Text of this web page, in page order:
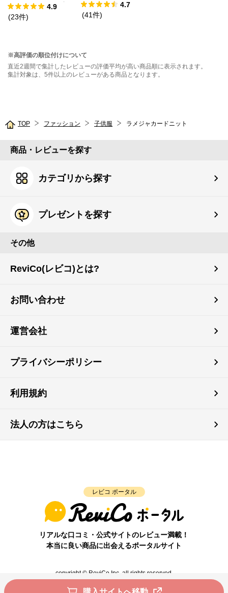
ックドッキングT
シャツ
4.9
(23件)
4.7
(41件)
※高評価の順位付けについて
直近2週間で集計したレビューの評価平均が高い商品順に表示されます。
集計対象は、5件以上のレビューがある商品となります。
TOP ファッション 子供服 ラメジャカードニット
商品・レビューを探す
カテゴリから探す
プレゼントを探す
その他
ReviCo(レビコ)とは?
お問い合わせ
運営会社
プライバシーポリシー
利用規約
法人の方はこちら
レビコ ポータル
リアルな口コミ・公式サイトのレビュー満載！
本当に良い商品に出会えるポータルサイト
copyright © ReviCo Inc. all rights reserved.